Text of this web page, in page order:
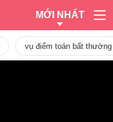
MỚI NHẤT
vụ điểm toán bất